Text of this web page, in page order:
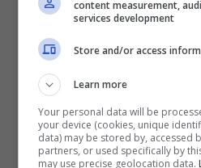
del Pianeta
statunitensi, che hanno
guida americana
democratici, vittorioso
Romney.
content measurement,
services development
Store and/or access
Learn more
Your personal data will be
your device (cookies, unique
data) may be stored by, accessed
partners, or used specifically by
may use precise geolocation data.